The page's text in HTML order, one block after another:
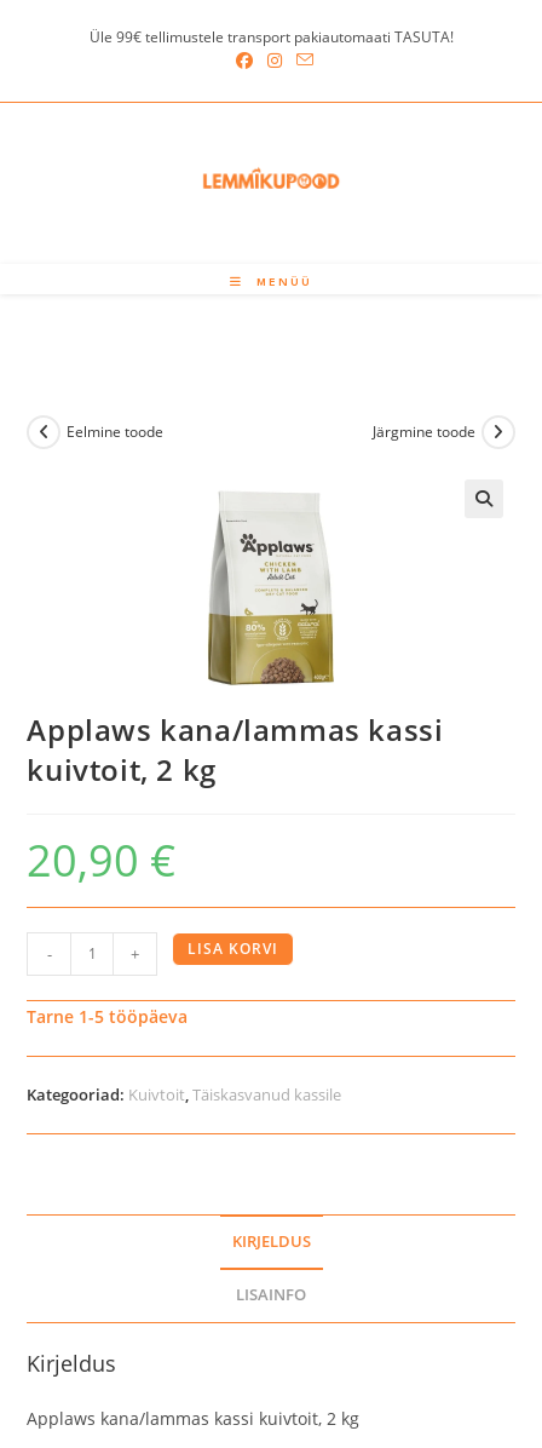
Üle 99€ tellimustele transport pakiautomaati TASUTA!
MENÜÜ
Eelmine toode Järgmine toode
Applaws kana/lammas kassi
kuivtoit, 2 kg
20,90 €
Applaws
kana/lammas
kassi
kg
kogus
- + LISA KORVI
Tarne 1-5 tööpäeva
Kategooriad: Kuivtoit,Täiskasvanud kassile
KIRJELDUS
LISAINFO
Kirjeldus
Applaws kana/lammas kassi kuivtoit, 2 kg